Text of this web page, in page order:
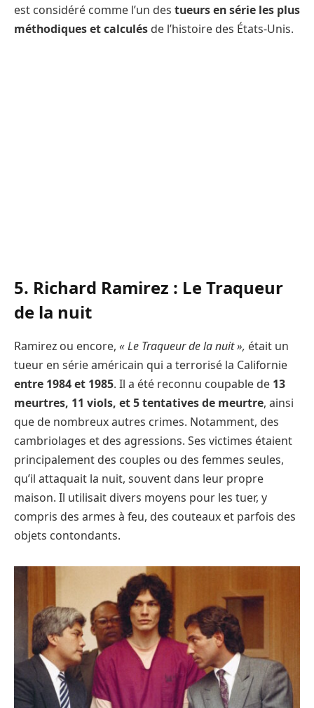
est considéré comme l’un des tueurs en série les plus
méthodiques et calculés de l’histoire des États-Unis.
5. Richard Ramirez : Le Traqueur
de la nuit
Ramirez ou encore, « Le Traqueur de la nuit », était un
tueur en série américain qui a terrorisé la Californie
entre 1984 et 1985. Il a été reconnu coupable de 13
meurtres, 11 viols, et 5 tentatives de meurtre, ainsi
que de nombreux autres crimes. Notamment, des
cambriolages et des agressions. Ses victimes étaient
principalement des couples ou des femmes seules,
qu’il attaquait la nuit, souvent dans leur propre
maison. Il utilisait divers moyens pour les tuer, y
compris des armes à feu, des couteaux et parfois des
objets contondants.